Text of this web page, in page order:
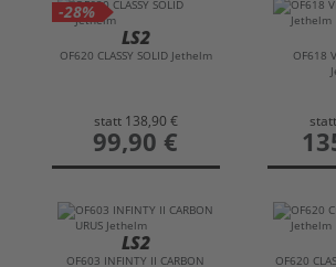
-28%
LS2
OF620 CLASSY SOLID Jethelm
statt 138,90 €
preis
99,90 €
OF618
statt
preis
LS2
OF603 INFINTY II CARBON
OF620